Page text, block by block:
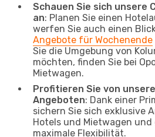
Schauen Sie sich unsere
an: Planen Sie einen
werfen Sie auch einen
Angebote für Wochenende
Sie die Umgebung von
möchten, finden Sie bei
Mietwagen.
Profitieren Sie von
Angeboten: Dank einer
sichern Sie sich exklusive
Hotels und Mietwagen und
maximale Flexibilität.